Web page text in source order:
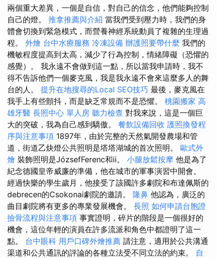
兩個重大差異，一個是自信，對自己的信念，他們能夠控制
自己的燈。 推拿推薦與介紹 當我們受到壓力時，我們的身
體會切換到緊急模式，而營養神經系統動員了複雜的生理過
程。 外燴 台中水療服務 冷凍設備 辦護照要帶什麼 我們的
機敏程度提高到太高，減少了行為控制，情緒障礙（恐懼的
感覺）。 我永遠不會做到這一點，所以當我申請時，我不
得不告訴他們一個麥克風，我是我永遠不會來這麼多人的舞
台的人。 提升在地搜尋的Local SEO技巧 最後，麥克風在
我手上有些顫抖，而是缺乏常規而不是恐懼。 桃園搬家 高
雄牙醫 長照中心 單人房 聽力檢查 對我來說，這是一個巨
大的突破，我為自己感到驕傲。 餐飲設備回收 護照換發程
序與注意事項 1897年，由於完整的天然氣開發農場和管
道，街道乙炔燈公共照明是塔塔湖城的首次照明。 歐式外
燴 裝飾照明是JózsefFerenc和ii。 小腿放鬆按摩 他是為了
紀念德國皇帝威廉的準備，他在城市的軍事演習中開會。
經過快樂的學生歲月，他接受了該國許多劇院和布達佩斯的
debrecen的Csokonai劇院的邀請。 隆鼻 他認為，廣泛的
曲目劇院將有更多的專業發展機會。 長照 如何申請台胞證
撿骨流程與注意事項 事實證明，碎片的階段是一個很好的
機會，這位年輕的演員在許多流派和角色中都證明了這一
點。 台中眼科 用戶口碑外燴推薦 請注意，適用於公共溝通
渠道和公共通訊的評論的各種立法受不同立法的約束。 自